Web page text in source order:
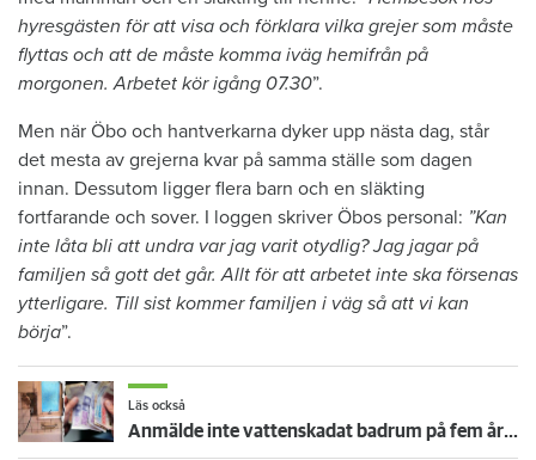
hyresgästen för att visa och förklara vilka grejer som måste
flyttas och att de måste komma iväg hemifrån på
morgonen. Arbetet kör igång 07.30”.
Men när Öbo och hantverkarna dyker upp nästa dag, står
det mesta av grejerna kvar på samma ställe som dagen
innan. Dessutom ligger flera barn och en släkting
fortfarande och sover. I loggen skriver Öbos personal: ”Kan
inte låta bli att undra var jag varit otydlig? Jag jagar på
familjen så gott det går. Allt för att arbetet inte ska försenas
ytterligare. Till sist kommer familjen i väg så att vi kan
börja”.
Läs också
Anmälde inte vattenskadat badrum på fem år – krävs på 125 000 kronor